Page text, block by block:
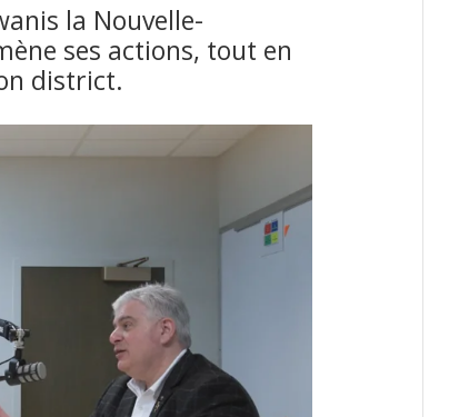
la Nouvelle-
ses actions, tout en
district.